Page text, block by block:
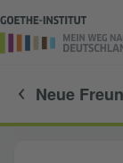
Neue